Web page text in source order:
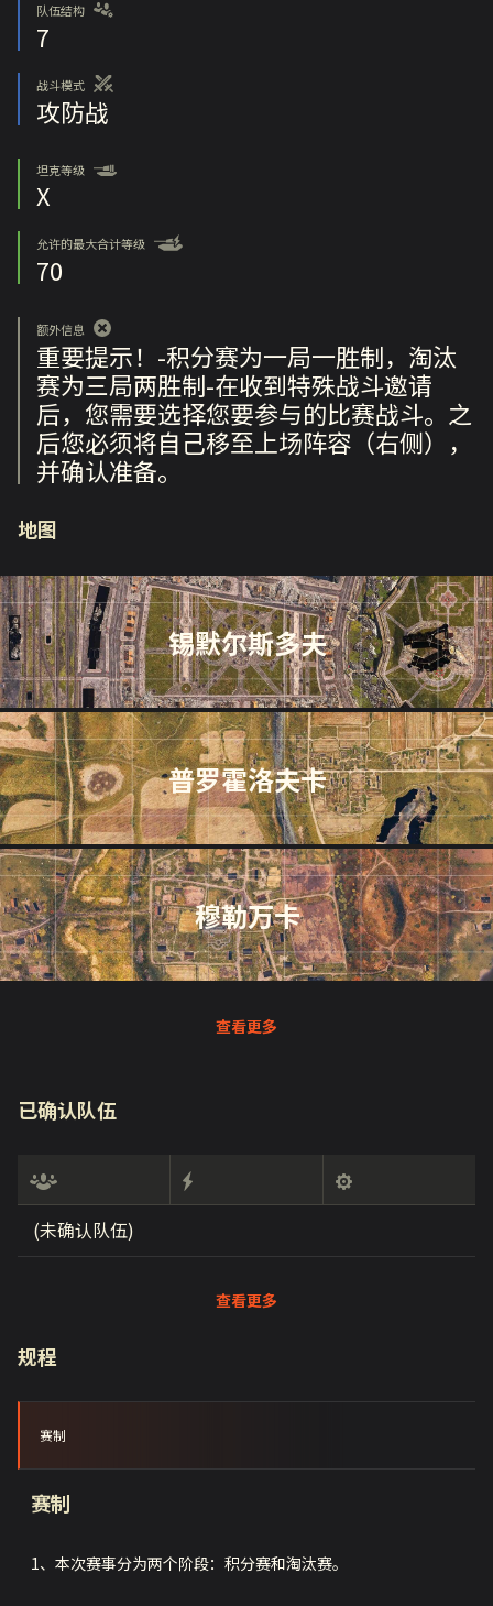
队伍结构
7
战斗模式
攻防战
坦克等级
X
允许的最大合计等级
70
额外信息
重要提示！-积分赛为一局一胜制，淘汰
赛为三局两胜制-在收到特殊战斗邀请
后，您需要选择您要参与的比赛战斗。之
后您必须将自己移至上场阵容（右侧），
并确认准备。
地图
锡默尔斯多夫
普罗霍洛夫卡
穆勒万卡
查看更多
已确认队伍
(未确认队伍)
查看更多
规程
赛制
赛制
1、本次赛事分为两个阶段：积分赛和淘汰赛。